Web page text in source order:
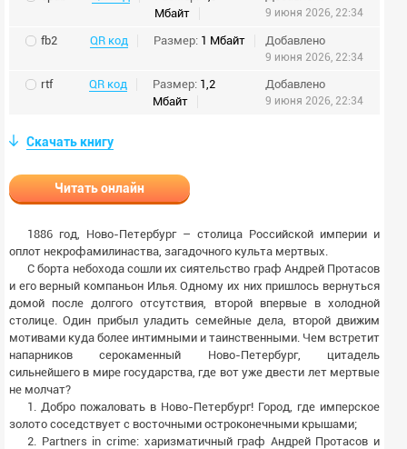
Мбайт
9 июня 2026, 22:34
fb2 QR код Размер: 1 Мбайт Добавлено
9 июня 2026, 22:34
rtf QR код Размер: 1,2
Мбайт
Добавлено
9 июня 2026, 22:34
Скачать книгу
Читать онлайн
1886 год, Ново-Петербург – столица Российской империи и
оплот некрофамилинаства, загадочного культа мертвых.
С борта небохода сошли их сиятельство граф Андрей Протасов
и его верный компаньон Илья. Одному их них пришлось вернуться
домой после долгого отсутствия, второй впервые в холодной
столице. Один прибыл уладить семейные дела, второй движим
мотивами куда более интимными и таинственными. Чем встретит
напарников серокаменный Ново-Петербург, цитадель
сильнейшего в мире государства, где вот уже двести лет мертвые
не молчат?
1. Добро пожаловать в Ново-Петербург! Город, где имперское
золото соседствует с восточными остроконечными крышами;
2. Partners in crime: харизматичный граф Андрей Протасов и